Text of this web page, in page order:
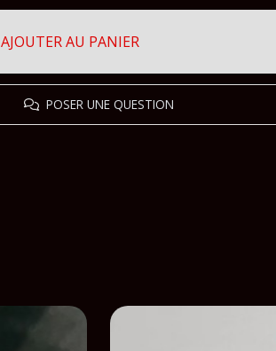
AJOUTER AU PANIER
POSER UNE QUESTION